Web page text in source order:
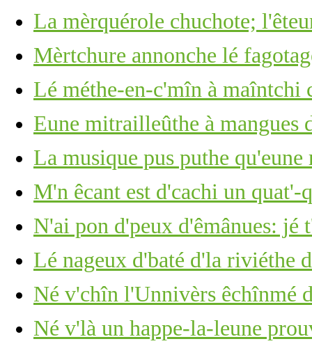
La mèrquérole chuchote;
Mèrtchure annonche lé
Lé méthe-en-c'mîn à maîntchi
Eune mitrailleûthe à mangues
La musique pus puthe
M'n êcant est d'cachi un quat'-
N'ai pon d'peux d'êmânues: jé
Lé nageux d'baté d'la riviéthe
Né v'chîn l'Unnivèrs êchînmé
Né v'là un happe-la-leune